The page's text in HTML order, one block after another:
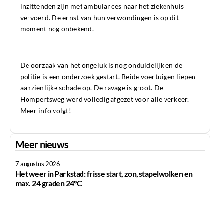
inzittenden zijn met ambulances naar het ziekenhuis
vervoerd. De ernst van hun verwondingen is op dit
moment nog onbekend.
De oorzaak van het ongeluk is nog onduidelijk en de
politie is een onderzoek gestart. Beide voertuigen liepen
aanzienlijke schade op. De ravage is groot. De
Hompertsweg werd volledig afgezet voor alle verkeer.
Meer info volgt!
Meer nieuws
7 augustus 2026
Het weer in Parkstad: frisse start, zon, stapelwolken en
max. 24 graden 24°C